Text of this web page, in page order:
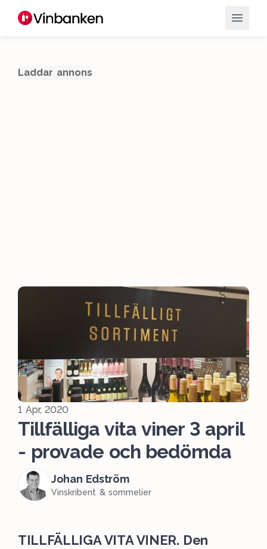
Laddar annons
1 Apr, 2020
Tillfälliga vita viner 3 april
- provade och bedömda
Johan Edström
Vinskribent & sommelier
TILLFÄLLIGA VITA VINER. Den